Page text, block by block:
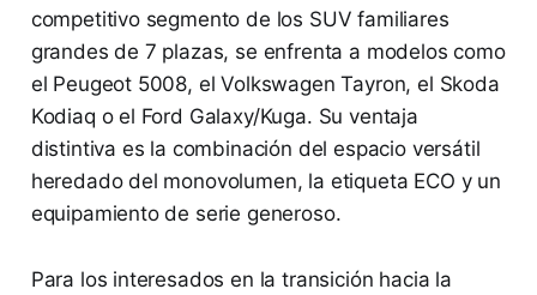
competitivo segmento de los SUV familiares
grandes de 7 plazas, se enfrenta a modelos como
el Peugeot 5008, el Volkswagen Tayron, el Skoda
Kodiaq o el Ford Galaxy/Kuga. Su ventaja
distintiva es la combinación del espacio versátil
heredado del monovolumen, la etiqueta ECO y un
equipamiento de serie generoso.
Para los interesados en la transición hacia la